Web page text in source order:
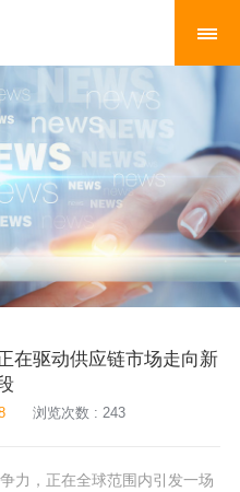
在驱动供应链市场走向新
浏览次数 : 243
力，正在全球范围内引发一场